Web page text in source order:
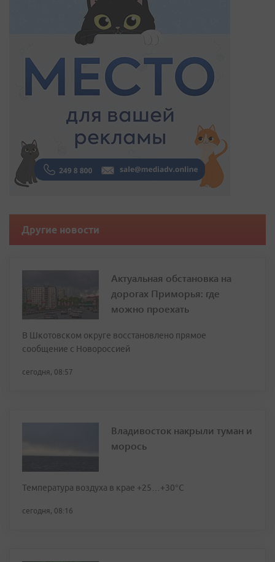
Другие новости
Актуальная обстановка на
дорогах Приморья: где
можно проехать
В Шкотовском округе восстановлено прямое
сообщение с Новороссией
сегодня, 08:57
Владивосток накрыли туман и
морось
Температура воздуха в крае +25…+30°C
сегодня, 08:16